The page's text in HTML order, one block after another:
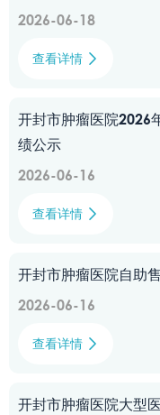
2026-06-18
查看详情 
开封市肿瘤医院2026
绩公示
2026-06-16
查看详情 
开封市肿瘤医院自助
2026-06-16
查看详情 
开封市肿瘤医院大型